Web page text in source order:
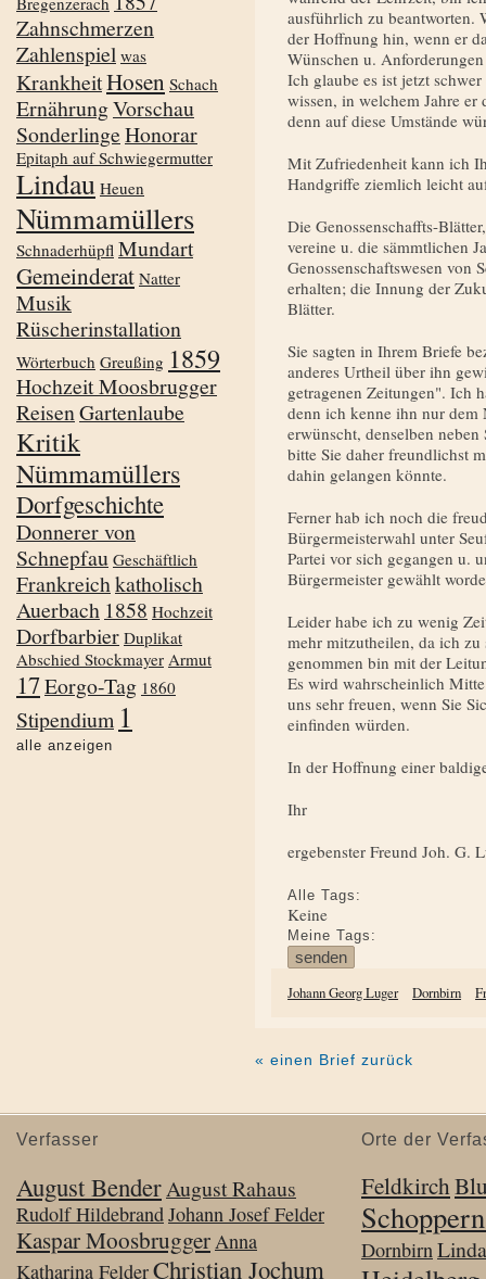
ausführlich zu beantworten.
der Hoffnung hin, wenn er
Wünschen u.
Ich glaube es ist jetzt
wissen, in welchem Jahre
denn auf diese Umstände
Mit Zufriedenheit kann ich
Handgriffe ziemlich leicht
Die Genossenschaffts-
vereine u. die sämmtlichen
Genossenschaftswesen von
erhalten; die Innung der
Blätter.
Sie sagten in Ihrem Briefe
anderes Urtheil über ihn
getragenen Zeitungen". Ich
denn ich kenne ihn nur dem
erwünscht, denselben
bitte Sie daher freundlichst
dahin gelangen könnte.
Ferner hab ich noch die
Bürgermeisterwahl unter
Partei vor sich gegangen u.
Bürgermeister gewählt
Leider habe ich zu wenig
mehr mitzutheilen, da ich
genommen bin mit der
Es wird wahrscheinlich
uns sehr freuen, wenn Sie
einfinden würden.
In der Hoffnung einer
Ihr
ergebenster Freund Joh. G.
Alle Tags:
Keine
Meine Tags:
Johann Georg Luger Dornbirn
« einen Brief zurück
Zahnschmerzen
Zahlenspiel was
KrankheitHosen Schach
ErnährungVorschau
SonderlingeHonorar
Epitaph auf Schwiegermutter
Lindau Heuen
Nümmamüllers
Schnaderhüpfl Mundart
Gemeinderat Natter
Musik
Rüscherinstallation
Wörterbuch Greußing 1859
Hochzeit Moosbrugger
ReisenGartenlaube
Kritik
Nümmamüllers
Dorfgeschichte
Donnerer von
Schnepfau Geschäftlich
Frankreichkatholisch
Auerbach 1858 Hochzeit
Dorfbarbier Duplikat
Abschied Stockmayer Armut
17Eorgo-Tag 1860
Stipendium 1
alle anzeigen
Verfasser
August BenderAugust Rahaus
Rudolf HildebrandJohann Josef Felder
Kaspar MoosbruggerAnna
Katharina FelderChristian Jochum
Orte der
Feldkirch
Dornbirn